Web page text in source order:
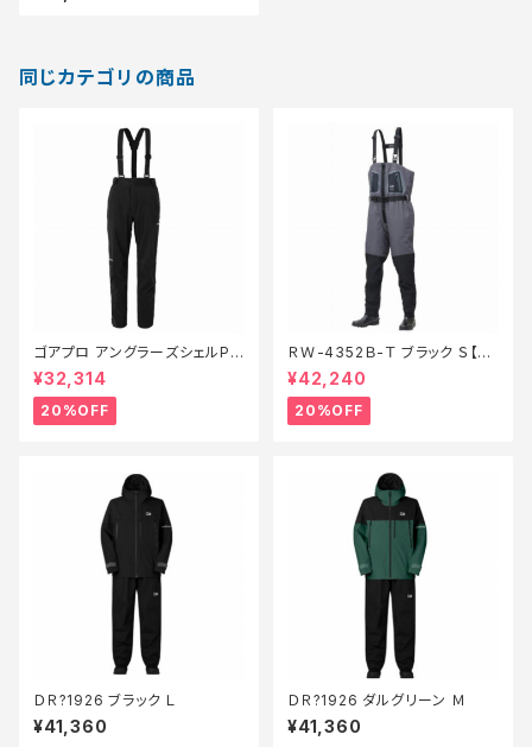
同じカテゴリの商品
ゴアプロ アングラーズシェルPT
RA−002V 黒 XL【特価装備】【2
0】
¥32,314
20%OFF
ＲＷ-4352Ｂ-Ｔ ブラック Ｓ【特
価装備】【20】
¥42,240
20%OFF
ＤＲ?1926 ブラック Ｌ
¥41,360
ＤＲ?1926 ダルグリーン Ｍ
¥41,360